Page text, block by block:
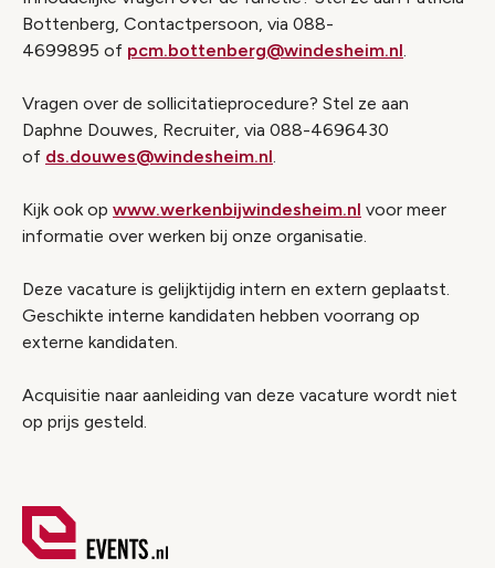
Bottenberg, Contactpersoon, via 088-
4699895 of pcm.bottenberg@windesheim.nl.
Vragen over de sollicitatieprocedure? Stel ze aan
Daphne Douwes, Recruiter, via 088-4696430
of ds.douwes@windesheim.nl.
Kijk ook op www.werkenbijwindesheim.nl voor meer
informatie over werken bij onze organisatie.
Deze vacature is gelijktijdig intern en extern geplaatst.
Geschikte interne kandidaten hebben voorrang op
externe kandidaten.
Acquisitie naar aanleiding van deze vacature wordt niet
op prijs gesteld.